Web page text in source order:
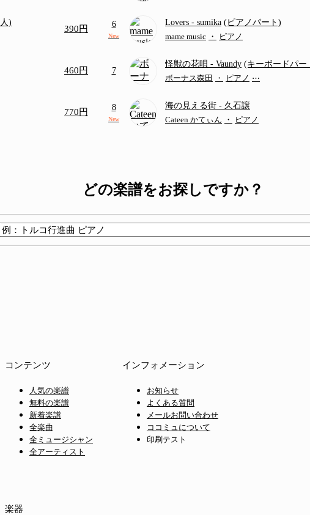
)
390円
460円
770円
6
New
Lovers - sumika (ピアノパート)
mame music ・ ピアノ
7
怪獣の花唄 - Vaundy (キーボードパー
ボーナス森田
・ ピアノ ⋯
8
New
海の見える街 - 久石譲
Cateen かてぃん
・ ピアノ
どの楽譜をお探しですか？
コンテンツ
人気の楽譜
無料の楽譜
新着楽譜
全楽曲
全ミュージシャン
全アーティスト
インフォメーション
お知らせ
よくある質問
メールお問い合わせ
ココミュについて
印刷テスト
楽器